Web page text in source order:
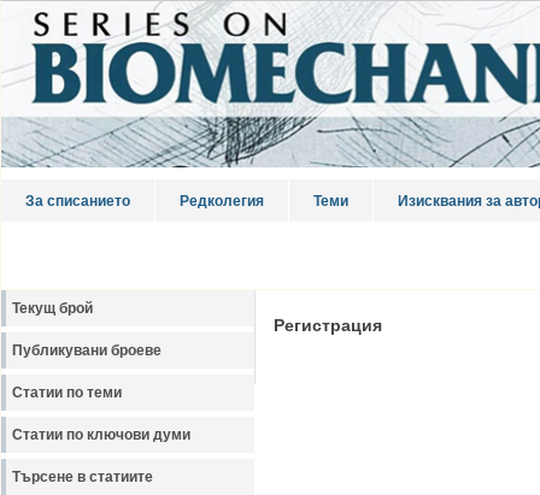
За списанието Редколегия Теми Изисквания за
Текущ брой
Публикувани броеве
Статии по теми
Статии по ключови думи
Търсене в статиите
Регистрация